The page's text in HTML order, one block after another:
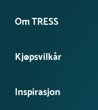
Om TRESS
Kontakt kundeservice
Kjøpsvilkår
Personvernerklæring
Inspirasjon